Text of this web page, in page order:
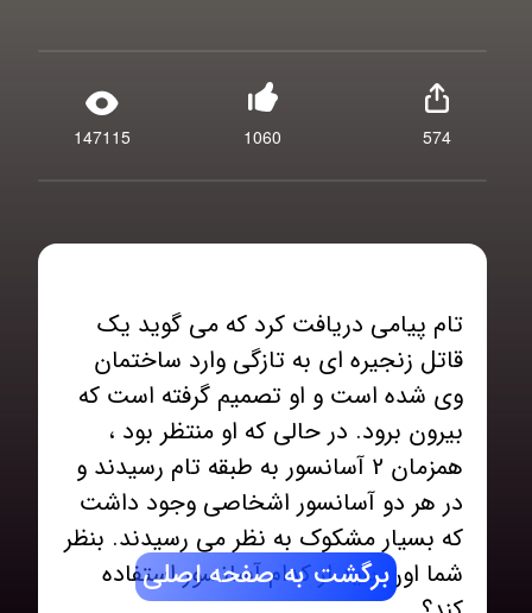
147115 1060 574
تام پیامی دریافت کرد که می گوید یک
قاتل زنجیره ای به تازگی وارد ساختمان
وی شده است و او تصمیم گرفته است که
بیرون برود. در حالی که او منتظر بود ،
همزمان 2 آسانسور به طبقه تام رسیدند و
در هر دو آسانسور اشخاصی وجود داشت
که بسیار مشکوک به نظر می رسیدند. بنظر
شما اون باید از کدام آسانسور استفاده
برگشت به صفحه اصلی